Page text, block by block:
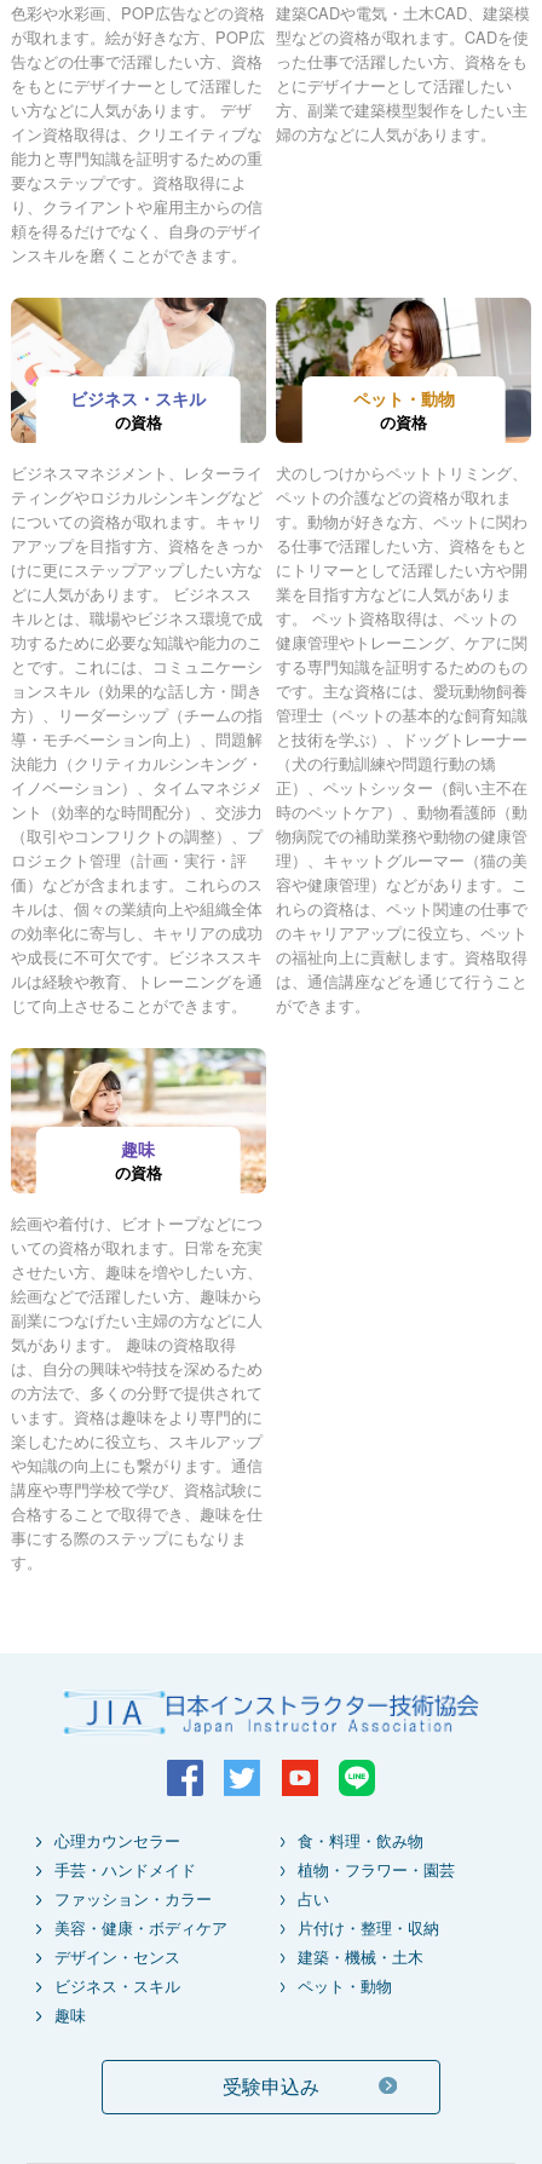
色彩や水彩画、POP広告などの資格
が取れます。絵が好きな方、POP広
告などの仕事で活躍したい方、資格
をもとにデザイナーとして活躍した
い方などに人気があります。 デザ
イン資格取得は、クリエイティブな
能力と専門知識を証明するための重
要なステップです。資格取得によ
り、クライアントや雇用主からの信
頼を得るだけでなく、自身のデザイ
ンスキルを磨くことができます。
建築CADや電気・土木CAD、建築模
型などの資格が取れます。CADを使
った仕事で活躍したい方、資格をも
とにデザイナーとして活躍したい
方、副業で建築模型製作をしたい主
婦の方などに人気があります。
ビジネス・スキル
の資格
ビジネスマネジメント、レターライ
ティングやロジカルシンキングなど
についての資格が取れます。キャリ
アアップを目指す方、資格をきっか
けに更にステップアップしたい方な
どに人気があります。 ビジネスス
キルとは、職場やビジネス環境で成
功するために必要な知識や能力のこ
とです。これには、コミュニケーシ
ョンスキル（効果的な話し方・聞き
方）、リーダーシップ（チームの指
導・モチベーション向上）、問題解
決能力（クリティカルシンキング・
イノベーション）、タイムマネジメ
ント（効率的な時間配分）、交渉力
（取引やコンフリクトの調整）、プ
ロジェクト管理（計画・実行・評
価）などが含まれます。これらのス
キルは、個々の業績向上や組織全体
の効率化に寄与し、キャリアの成功
や成長に不可欠です。ビジネススキ
ルは経験や教育、トレーニングを通
じて向上させることができます。
ペット・動物
の資格
犬のしつけからペットトリミング、
ペットの介護などの資格が取れま
す。動物が好きな方、ペットに関わ
る仕事で活躍したい方、資格をもと
にトリマーとして活躍したい方や開
業を目指す方などに人気がありま
す。 ペット資格取得は、ペットの
健康管理やトレーニング、ケアに関
する専門知識を証明するためのもの
です。主な資格には、愛玩動物飼養
管理士（ペットの基本的な飼育知識
と技術を学ぶ）、ドッグトレーナー
（犬の行動訓練や問題行動の矯
正）、ペットシッター（飼い主不在
時のペットケア）、動物看護師（動
物病院での補助業務や動物の健康管
理）、キャットグルーマー（猫の美
容や健康管理）などがあります。こ
れらの資格は、ペット関連の仕事で
のキャリアアップに役立ち、ペット
の福祉向上に貢献します。資格取得
は、通信講座などを通じて行うこと
ができます。
趣味
の資格
絵画や着付け、ビオトープなどにつ
いての資格が取れます。日常を充実
させたい方、趣味を増やしたい方、
絵画などで活躍したい方、趣味から
副業につなげたい主婦の方などに人
気があります。 趣味の資格取得
は、自分の興味や特技を深めるため
の方法で、多くの分野で提供されて
います。資格は趣味をより専門的に
楽しむために役立ち、スキルアップ
や知識の向上にも繋がります。通信
講座や専門学校で学び、資格試験に
合格することで取得でき、趣味を仕
事にする際のステップにもなりま
す。
心理カウンセラー
食・料理・飲み物
手芸・ハンドメイド
植物・フラワー・園芸
ファッション・カラー
占い
美容・健康・ボディケア
片付け・整理・収納
デザイン・センス
建築・機械・土木
ビジネス・スキル
ペット・動物
趣味
受験申込み